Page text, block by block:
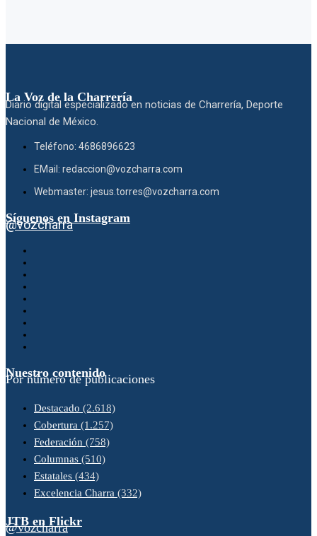
La Voz de la Charrería
Diario digital especializado en noticias de Charrería, Deporte
Nacional de México.
Teléfono: 4686896623
EMail: redaccion@vozcharra.com
Webmaster: jesus.torres@vozcharra.com
Síguenos en Instagram
@vozcharra
Nuestro contenido
Por número de publicaciones
Destacado (2.618)
Cobertura (1.257)
Federación (758)
Columnas (510)
Estatales (434)
Excelencia Charra (332)
JTB en Flickr
@vozcharra